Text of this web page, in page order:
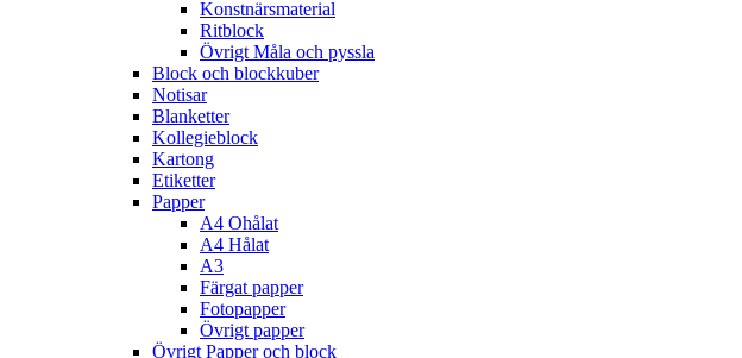
Konstnärsmaterial
Ritblock
Övrigt Måla och pyssla
Block och blockkuber
Notisar
Blanketter
Kollegieblock
Kartong
Etiketter
Papper
A4 Ohålat
A4 Hålat
A3
Färgat papper
Fotopapper
Övrigt papper
Övrigt Papper och block